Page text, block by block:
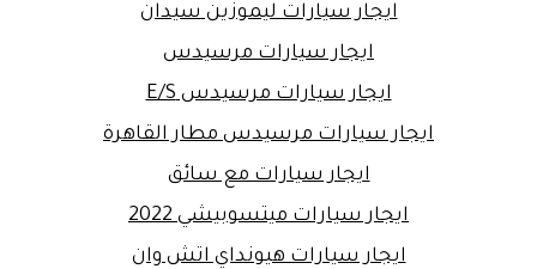
ايجار سيارات ليموزين سيدان
ايجار سيارات مرسيدس
ايجار سيارات مرسيدس E/S
ايجار سيارات مرسيدس مطار القاهرة
ايجار سيارات مع سائق
ايجار سيارات ميتسوبيشي 2022
ايجار سيارات هيونداي اتش وان